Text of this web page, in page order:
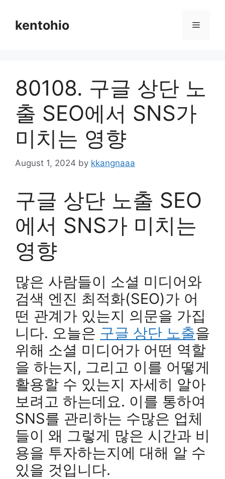
contentkentohio Menu
80108. 구글 상단 노
출 SEO에서 SNS가
미치는 영향
August 1, 2024 by kkangnaaa
구글 상단 노출 SEO
에서 SNS가 미치는
영향
많은 사람들이 소셜 미디어와
검색 엔진 최적화(SEO)가 어
떤 관계가 있는지 의문을 가집
니다. 오늘은 구글 상단 노출을
위해 소셜 미디어가 어떤 역할
을 하는지, 그리고 이를 어떻게
활용할 수 있는지 자세히 알아
보려고 하는데요. 이를 통하여
SNS를 관리하는 수많은 업체
들이 왜 그렇게 많은 시간과 비
용을 투자하는지에 대해 알 수
있을 것입니다.